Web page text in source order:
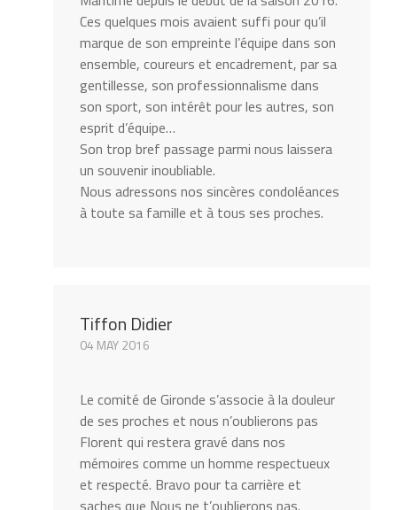
Ces quelques mois avaient suffi pour qu’il
marque de son empreinte l’équipe dans son
ensemble, coureurs et encadrement, par sa
gentillesse, son professionnalisme dans
son sport, son intérêt pour les autres, son
esprit d’équipe…
Son trop bref passage parmi nous laissera
un souvenir inoubliable.
Nous adressons nos sincères condoléances
à toute sa famille et à tous ses proches.
Tiffon Didier
04 MAY 2016
Le comité de Gironde s’associe à la douleur
de ses proches et nous n’oublierons pas
Florent qui restera gravé dans nos
mémoires comme un homme respectueux
et respecté. Bravo pour ta carrière et
saches que Nous ne t’oublierons pas.